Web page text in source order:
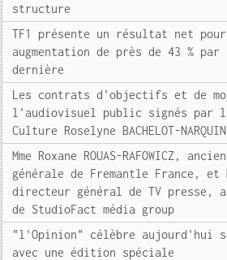
structure
TF1 présente un résultat net
augmentation de près de 43 %
dernière
Les contrats d'objectifs et de
l'audiovisuel public signés par
Culture Roselyne BACHELOT-NARQUIN
Mme Roxane ROUAS-RAFOWICZ,
générale de Fremantle France, et
directeur général de TV presse,
de StudioFact média group
"l'Opinion" célèbre aujourd'hui
avec une édition spéciale